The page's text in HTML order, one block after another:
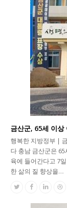
금산군, 65세 이상
행복한 지방정부 |
다 충남 금산군은
육에 들어간다고 7
한 삶의 질 향상을…
TwitterFacebook